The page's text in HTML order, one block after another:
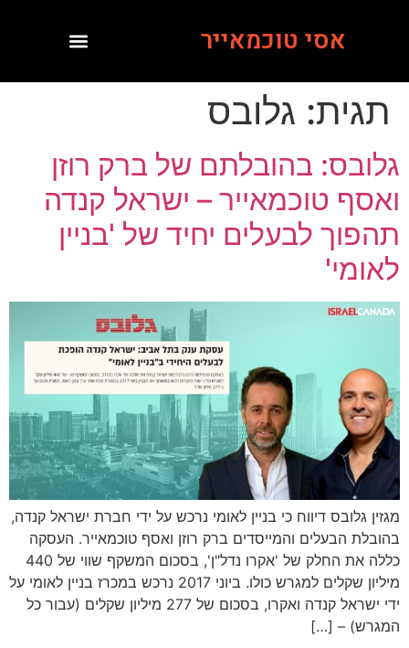
אסי טוכמאייר
תגית: גלובס
גלובס: בהובלתם של ברק רוזן
ואסף טוכמאייר – ישראל קנדה
תהפוך לבעלים יחיד של 'בניין
לאומי'
מגזין גלובס דיווח כי בניין לאומי נרכש על ידי חברת ישראל קנדה,
בהובלת הבעלים והמייסדים ברק רוזן ואסף טוכמאייר. העסקה
כללה את החלק של 'אקרו נדל"ן', בסכום המשקף שווי של 440
מיליון שקלים למגרש כולו. ביוני 2017 נרכש במכרז בניין לאומי על
ידי ישראל קנדה ואקרו, בסכום של 277 מיליון שקלים (עבור כל
המגרש) – […]